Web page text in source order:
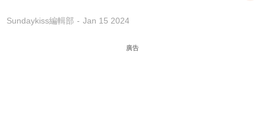
Sundaykiss編輯部 Jan 15 2024
廣告